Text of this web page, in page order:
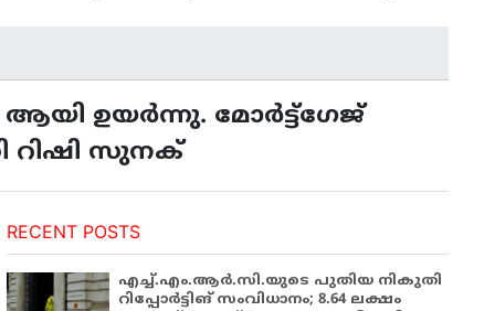
ആയി ഉയർന്നു. മോർട്ട്ഗേജ്
റിഷി സുനക്
RECENT POSTS
എച്ച്.എം.ആർ.സി.യുടെ പുതിയ നികുതി
റിപ്പോർട്ടിങ് സംവിധാനം; 8.64 ലക്ഷം